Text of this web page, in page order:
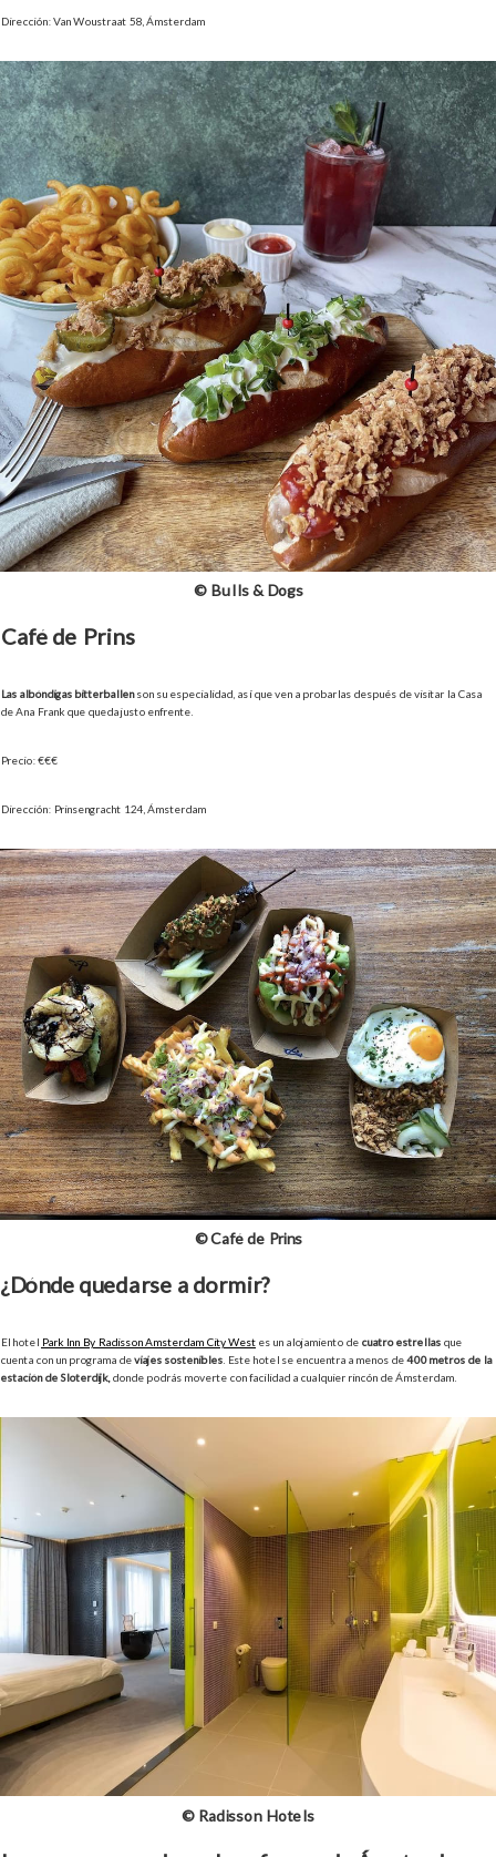
Dirección: Van Woustraat 58, Ámsterdam
© Bulls & Dogs
Café de Prins
Las albóndigas bitterballenson su especialidad, así que ven a probarlas después de visitar la Casa
de Ana Frank que queda justo enfrente.
Precio: €€€
Dirección: Prinsengracht 124, Ámsterdam
© Café de Prins
¿Dónde quedarse a dormir?
El hotel Park Inn By Radisson Amsterdam City West es un alojamiento de cuatro estrellas que
cuenta con un programa deviajes sostenibles . Este hotel se encuentra a menos de400 metros de la
estación de Sloterdijk, donde podrás moverte con facilidad a cualquier rincón de Ámsterdam.
© Radisson Hotels